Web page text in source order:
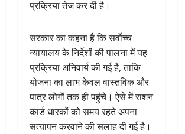
प्रक्रिया तेज कर दी है।
सरकार का कहना है कि सर्वोच्च
न्यायालय के निर्देशों की पालना में यह
प्रक्रिया अनिवार्य की गई है, ताकि
योजना का लाभ केवल वास्तविक और
पात्र लोगों तक ही पहुंचे। ऐसे में राशन
कार्ड धारकों को समय रहते अपना
सत्यापन करवाने की सलाह दी गई है।